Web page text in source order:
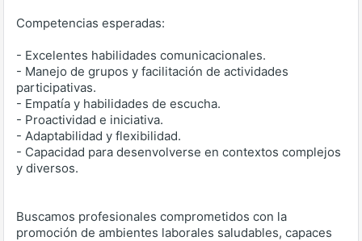
Competencias esperadas:
- Excelentes habilidades comunicacionales.
- Manejo de grupos y facilitación de actividades
participativas.
- Empatía y habilidades de escucha.
- Proactividad e iniciativa.
- Adaptabilidad y flexibilidad.
- Capacidad para desenvolverse en contextos complejos
y diversos.
Buscamos profesionales comprometidos con la
promoción de ambientes laborales saludables, capaces